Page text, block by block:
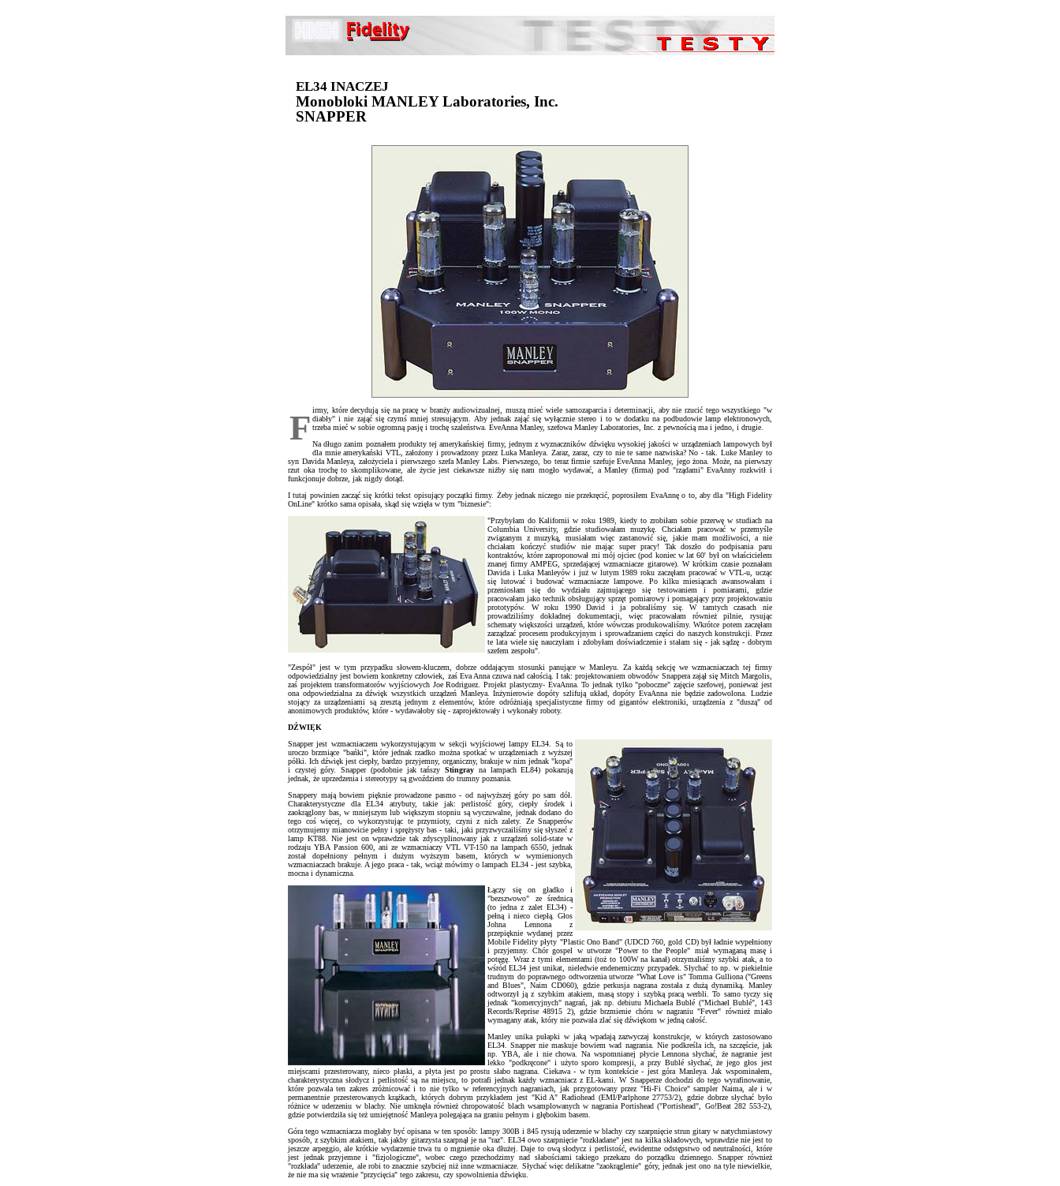
EL34 INACZEJ
Monobloki MANLEY Laboratories, Inc.
SNAPPER
F irmy, które decydują się na pracę w branży audiowizualnej, muszą mieć wiele samozaparcia i determinacji, aby nie rzucić tego wszystkiego "w
diabły" i nie zająć się czymś mniej stresującym. Aby jednak zająć się wyłącznie stereo i to w dodatku na podbudowie lamp elektronowych,
trzeba mieć w sobie ogromną pasję i trochę szaleństwa. EveAnna Manley, szefowa Manley Laboratories, Inc. z pewnością ma i jedno, i drugie.
Na długo zanim poznałem produkty tej amerykańskiej firmy, jednym z wyznaczników dźwięku wysokiej jakości w urządzeniach lampowych był
dla mnie amerykański VTL, założony i prowadzony przez Luka Manleya. Zaraz, zaraz, czy to nie te same nazwiska? No - tak. Luke Manley to
syn Davida Manleya, założyciela i pierwszego szefa Manley Labs. Pierwszego, bo teraz firmie szefuje EveAnna Manley, jego żona. Może, na pierwszy
rzut oka trochę to skomplikowane, ale życie jest ciekawsze niżby się nam mogło wydawać, a Manley (firma) pod "rządami" EvaAnny rozkwitł i
funkcjonuje dobrze, jak nigdy dotąd.
I tutaj powinien zacząć się krótki tekst opisujący początki firmy. Żeby jednak niczego nie przekręcić, poprosiłem EvaAnnę o to, aby dla "High Fidelity
OnLine" krótko sama opisała, skąd się wzięła w tym "biznesie":
"Przybyłam do Kalifornii w roku 1989, kiedy to zrobiłam sobie przerwę w studiach na
Columbia University, gdzie studiowałam muzykę. Chciałam pracować w przemyśle
związanym z muzyką, musiałam więc zastanowić się, jakie mam możliwości, a nie
chciałam kończyć studiów nie mając super pracy! Tak doszło do podpisania paru
kontraktów, które zaproponował mi mój ojciec (pod koniec w lat 60' był on właścicielem
znanej firmy AMPEG, sprzedającej wzmacniacze gitarowe). W krótkim czasie poznałam
Davida i Luka Manleyów i już w lutym 1989 roku zaczęłam pracować w VTL-u, ucząc
się lutować i budować wzmacniacze lampowe. Po kilku miesiącach awansowałam i
przeniosłam się do wydziału zajmującego się testowaniem i pomiarami, gdzie
pracowałam jako technik obsługujący sprzęt pomiarowy i pomagający przy projektowaniu
prototypów. W roku 1990 David i ja pobraliśmy się. W tamtych czasach nie
prowadziliśmy dokładnej dokumentacji, więc pracowałam również pilnie, rysując
schematy większości urządzeń, które wówczas produkowaliśmy. Wkrótce potem zaczęłam
zarządzać procesem produkcyjnym i sprowadzaniem części do naszych konstrukcji. Przez
te lata wiele się nauczyłam i zdobyłam doświadczenie i stałam się - jak sądzę - dobrym
szefem zespołu".
"Zespół" jest w tym przypadku słowem-kluczem, dobrze oddającym stosunki panujące w Manleyu. Za każdą sekcję we wzmacniaczach tej firmy
odpowiedzialny jest bowiem konkretny człowiek, zaś Eva Anna czuwa nad całością. I tak: projektowaniem obwodów Snappera zajął się Mitch Margolis,
zaś projektem transformatorów wyjściowych Joe Rodriguez. Projekt plastyczny- EvaAnna. To jednak tylko "poboczne" zajęcie szefowej, ponieważ jest
ona odpowiedzialna za dźwięk wszystkich urządzeń Manleya. Inżynierowie dopóty szlifują układ, dopóty EvaAnna nie będzie zadowolona. Ludzie
stojący za urządzeniami są zresztą jednym z elementów, które odróżniają specjalistyczne firmy od gigantów elektroniki, urządzenia z "duszą" od
anonimowych produktów, które - wydawałoby się - zaprojektowały i wykonały roboty.
DŹWIĘK
Snapper jest wzmacniaczem wykorzystującym w sekcji wyjściowej lampy EL34. Są to
uroczo brzmiące "bańki", które jednak rzadko można spotkać w urządzeniach z wyższej
półki. Ich dźwięk jest ciepły, bardzo przyjemny, organiczny, brakuje w nim jednak "kopa"
i czystej góry. Snapper (podobnie jak tańszyStingray na lampach EL84) pokazują
jednak, że uprzedzenia i stereotypy są gwoździem do trumny poznania.
Snappery mają bowiem pięknie prowadzone pasmo - od najwyższej góry po sam dół.
Charakterystyczne dla EL34 atrybuty, takie jak: perlistość góry, ciepły środek i
zaokrąglony bas, w mniejszym lub większym stopniu są wyczuwalne, jednak dodano do
tego coś więcej, co wykorzystując te przymioty, czyni z nich zalety. Ze Snapperów
otrzymujemy mianowicie pełny i sprężysty bas - taki, jaki przyzwyczailiśmy się słyszeć z
lamp KT88. Nie jest on wprawdzie tak zdyscyplinowany jak z urządzeń solid-state w
rodzaju YBA Passion 600, ani ze wzmacniaczy VTL VT-150 na lampach 6550, jednak
został dopełniony pełnym i dużym wyższym basem, których w wymienionych
wzmacniaczach brakuje. A jego praca - tak, wciąż mówimy o lampach EL34 - jest szybka,
mocna i dynamiczna.
Łączy się on gładko i
"bezszwowo" ze średnicą
(to jedna z zalet EL34) -
pełną i nieco ciepłą. Głos
Johna Lennona z
przepięknie wydanej przez
Mobile Fidelity płyty "Plastic Ono Band" (UDCD 760, gold CD) był ładnie wypełniony
i przyjemny. Chór gospel w utworze "Power to the People" miał wymaganą masę i
potęgę. Wraz z tymi elementami (toż to 100W na kanał) otrzymaliśmy szybki atak, a to
wśród EL34 jest unikat, nieledwie endenemiczny przypadek. Słychać to np. w piekielnie
trudnym do poprawnego odtworzenia utworze "What Love is" Tomma Gulliona ("Greens
and Blues", Naim CD060), gdzie perkusja nagrana została z dużą dynamiką. Manley
odtworzył ją z szybkim atakiem, masą stopy i szybką pracą werbli. To samo tyczy się
jednak "komercyjnych" nagrań, jak np. debiutu Michaela Bublé ("Michael Bublé", 143
Records/Reprise 48915 2), gdzie brzmienie chóru w nagraniu "Fever" również miało
wymagany atak, który nie pozwala zlać się dźwiękom w jedną całość.
Manley unika pułapki w jaką wpadają zazwyczaj konstrukcje, w których zastosowano
EL34. Snapper nie maskuje bowiem wad nagrania. Nie podkreśla ich, na szczęście, jak
np. YBA, ale i nie chowa. Na wspomnianej płycie Lennona słychać, że nagranie jest
lekko "podkręcone" i użyto sporo kompresji, a przy Bublé słychać, że jego głos jest
miejscami przesterowany, nieco płaski, a płyta jest po prostu słabo nagrana. Ciekawa - w tym kontekście - jest góra Manleya. Jak wspominałem,
charakterystyczna słodycz i perlistość są na miejscu, to potrafi jednak każdy wzmacniacz z EL-kami. W Snapperze dochodzi do tego wyrafinowanie,
które pozwala ten zakres zróżnicować i to nie tylko w referencyjnych nagraniach, jak przygotowany przez "Hi-Fi Choice" sampler Naima, ale i w
permanentnie przesterowanych krążkach, których dobrym przykładem jest "Kid A" Radiohead (EMI/Parlphone 27753/2), gdzie dobrze słychać było
różnice w uderzeniu w blachy. Nie umknęła również chropowatość blach wsamplowanych w nagrania Portishead ("Portishead", Go!Beat 282 553-2),
gdzie potwierdziła się też umiejętność Manleya polegająca na graniu pełnym i głębokim basem.
Góra tego wzmacniacza mogłaby być opisana w ten sposób: lampy 300B i 845 rysują uderzenie w blachy czy szarpnięcie strun gitary w natychmiastowy
sposób, z szybkim atakiem, tak jakby gitarzysta szarpnął je na "raz". EL34 owo szarpnięcie "rozkładane" jest na kilka składowych, wprawdzie nie jest to
jeszcze arpeggio, ale krótkie wydarzenie trwa tu o mgnienie oka dłużej. Daje to ową słodycz i perlistość, ewidentne odstępstwo od neutralności, które
jest jednak przyjemne i "fizjologiczne", wobec czego przechodzimy nad słabościami takiego przekazu do porządku dziennego. Snapper również
"rozkłada" uderzenie, ale robi to znacznie szybciej niż inne wzmacniacze. Słychać więc delikatne "zaokrąglenie" góry, jednak jest ono na tyle niewielkie,
że nie ma się wrażenie "przycięcia" tego zakresu, czy spowolnienia dźwięku.